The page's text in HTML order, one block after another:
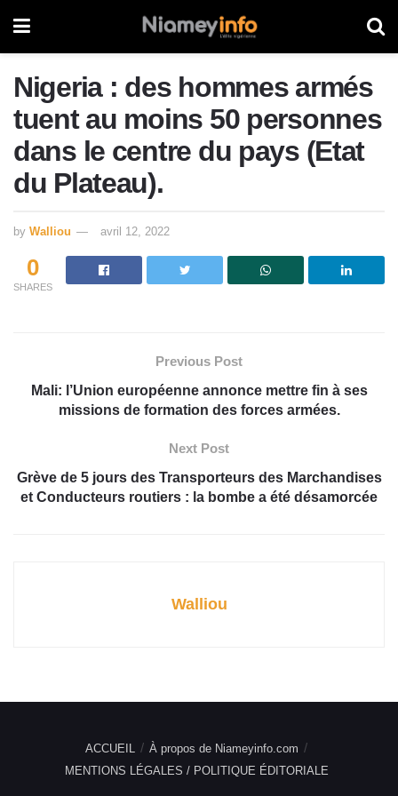
Nigeria : des hommes armés
tuent au moins 50 personnes
dans le centre du pays (Etat
du Plateau).
by Walliou avril 12, 2022
0
SHARES
Previous Post
Mali: l’Union européenne annonce mettre fin à ses
missions de formation des forces armées.
Next Post
Grève de 5 jours des Transporteurs des Marchandises
et Conducteurs routiers : la bombe a été désamorcée
Walliou
ACCUEIL
À propos de Niameyinfo.com
MENTIONS LÉGALES / POLITIQUE ÉDITORIALE